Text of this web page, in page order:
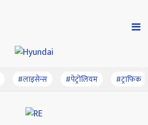
#लाइसेन्स #पेट्रोलियम #ट्राफिक